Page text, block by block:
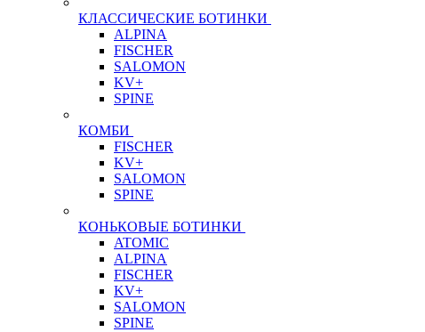
КЛАССИЧЕСКИЕ БОТИНКИ
ALPINA
FISCHER
SALOMON
KV+
SPINE
КОМБИ
FISCHER
KV+
SALOMON
SPINE
КОНЬКОВЫЕ БОТИНКИ
ATOMIC
ALPINA
FISCHER
KV+
SALOMON
SPINE